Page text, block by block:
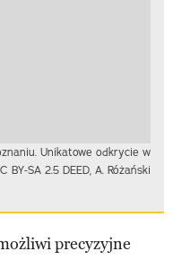
Unikatowe odkrycie w
SA 2.5 DEED, A. Różański
precyzyjne